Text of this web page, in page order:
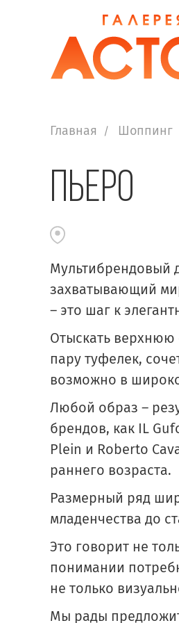
Главная Шоппинг
Пьеро
Мультибрендовый
захватывающий
– это шаг к
Отыскать верхнюю
пару туфелек,
возможно в
Любой образ –
брендов, как IL
Plein и Roberto
раннего возраста.
Размерный ряд
младенчества до
Это говорит не
понимании
не только
Мы рады